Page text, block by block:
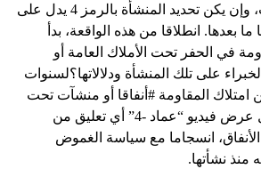
كشف عنه من قدرات، وإن يكن تحديد المنشأة بالرمز 4 يدل على
ما بعدها. انطلاقا من هذه الواقعة، بدأ
في الحفر تحت الأملاك العامة أو
على تلك المنشأة ودلالاتها؟لسنوات
المقاومة #أنفاقا أو منشآت تحت
الأرض، ولم يصدر قبل عرض فيديو “عماد -4” أي تعليق من
انسجاما مع سياسة الغموض
منذ نشأتها.